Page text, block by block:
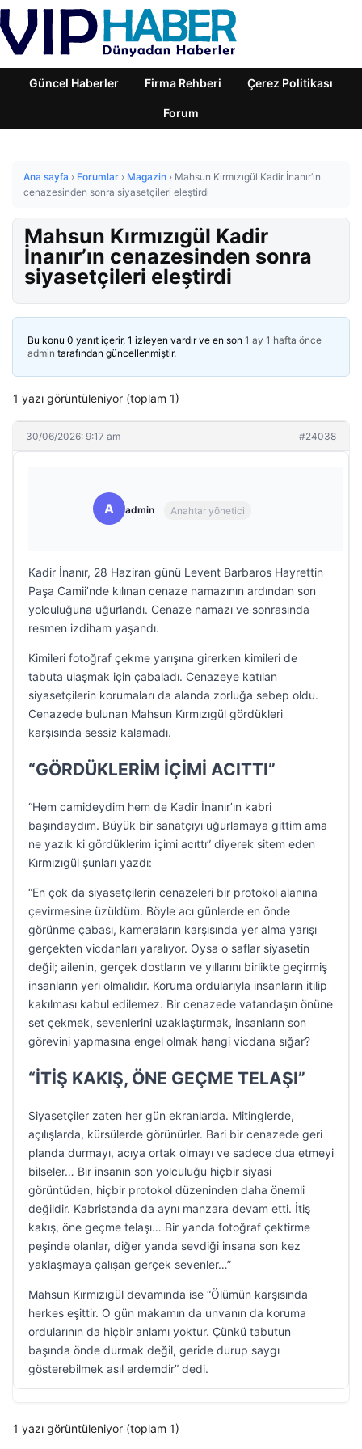
Güncel Haberler Firma Rehberi Çerez Politikası
Forum
Ana sayfa › Forumlar › Magazin › Mahsun Kırmızıgül Kadir İnanır’ın
cenazesinden sonra siyasetçileri eleştirdi
Mahsun Kırmızıgül Kadir
İnanır’ın cenazesinden sonra
siyasetçileri eleştirdi
Bu konu 0 yanıt içerir, 1 izleyen vardır ve en son 1 ay 1 hafta önce
admin tarafından güncellenmiştir.
1 yazı görüntüleniyor (toplam 1)
30/06/2026: 9:17 am #24038
A admin Anahtar yönetici
Kadir İnanır, 28 Haziran günü Levent Barbaros Hayrettin
Paşa Camii’nde kılınan cenaze namazının ardından son
yolculuğuna uğurlandı. Cenaze namazı ve sonrasında
resmen izdiham yaşandı.
Kimileri fotoğraf çekme yarışına girerken kimileri de
tabuta ulaşmak için çabaladı. Cenazeye katılan
siyasetçilerin korumaları da alanda zorluğa sebep oldu.
Cenazede bulunan Mahsun Kırmızıgül gördükleri
karşısında sessiz kalamadı.
“GÖRDÜKLERİM İÇİMİ ACITTI”
“Hem camideydim hem de Kadir İnanır’ın kabri
başındaydım. Büyük bir sanatçıyı uğurlamaya gittim ama
ne yazık ki gördüklerim içimi acıttı” diyerek sitem eden
Kırmızıgül şunları yazdı:
“En çok da siyasetçilerin cenazeleri bir protokol alanına
çevirmesine üzüldüm. Böyle acı günlerde en önde
görünme çabası, kameraların karşısında yer alma yarışı
gerçekten vicdanları yaralıyor. Oysa o saflar siyasetin
değil; ailenin, gerçek dostların ve yıllarını birlikte geçirmiş
insanların yeri olmalıdır. Koruma ordularıyla insanların itilip
kakılması kabul edilemez. Bir cenazede vatandaşın önüne
set çekmek, sevenlerini uzaklaştırmak, insanların son
görevini yapmasına engel olmak hangi vicdana sığar?
“İTİŞ KAKIŞ, ÖNE GEÇME TELAŞI”
Siyasetçiler zaten her gün ekranlarda. Mitinglerde,
açılışlarda, kürsülerde görünürler. Bari bir cenazede geri
planda durmayı, acıya ortak olmayı ve sadece dua etmeyi
bilseler… Bir insanın son yolculuğu hiçbir siyasi
görüntüden, hiçbir protokol düzeninden daha önemli
değildir. Kabristanda da aynı manzara devam etti. İtiş
kakış, öne geçme telaşı… Bir yanda fotoğraf çektirme
peşinde olanlar, diğer yanda sevdiği insana son kez
yaklaşmaya çalışan gerçek sevenler…”
Mahsun Kırmızıgül devamında ise “Ölümün karşısında
herkes eşittir. O gün makamın da unvanın da koruma
ordularının da hiçbir anlamı yoktur. Çünkü tabutun
başında önde durmak değil, geride durup saygı
gösterebilmek asıl erdemdir” dedi.
1 yazı görüntüleniyor (toplam 1)